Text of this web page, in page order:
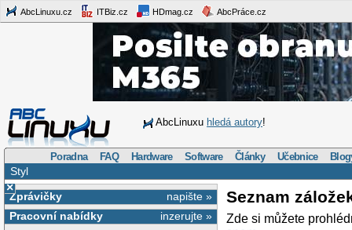
AbcLinuxu.cz ITBiz.cz HDmag.cz AbcPráce.cz
AbcLinuxu hledá autory!
Poradna FAQ Hardware Software Články Učebnice
Styl
×
napište »
Zprávičky
inzerujte »
Pracovní nabídky
Seznam
Zde si můžete